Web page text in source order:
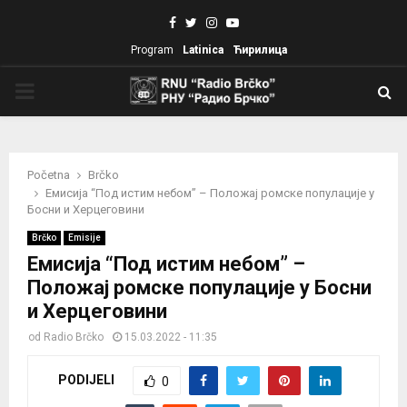
Facebook
TwitterInstagram
Youtube
Program Latinica Ћирилица
Početna
Brčko
Емисија “Под истим небом” – Положај ромске популације у
Босни и Херцеговини
Brčko Emisije
Емисија “Под истим небом” –
Положај ромске популације у Босни
и Херцеговини
od Radio Brčko 15.03.2022 - 11:35
PODIJELI 0